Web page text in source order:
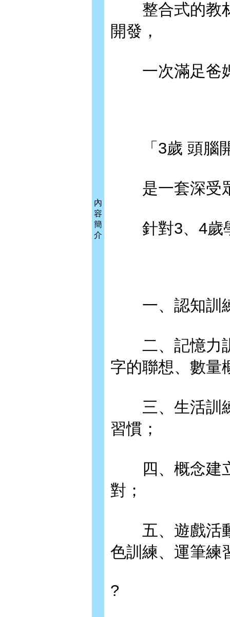
內
容
簡
介
整合式的教材
開發，
一次滿足爸媽
「3歲 頭腦開
是一套深受眾
針對3、4歲學
一、認知訓練
二、記憶力訓
字的聯想、數量
三、生活訓練
習慣；
四、概念建立
對；
五、遊戲活動
色訓練、運筆練
?